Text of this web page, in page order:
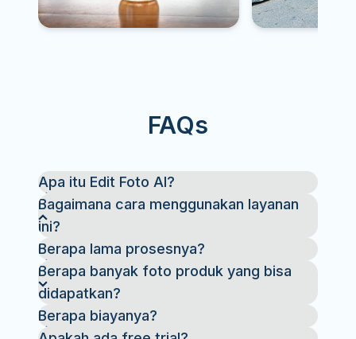
FAQs
Apa itu Edit Foto AI?
Bagaimana cara menggunakan layanan
ini?
Daftar akun, upload foto produk, deskripsikan
background yang diinginkan, dan biarkan AI edit
foto menghasilkan hasilnya dalam hitungan
detik!
Berapa lama prosesnya?
Berapa banyak foto produk yang bisa
didapatkan?
Berapa biayanya?